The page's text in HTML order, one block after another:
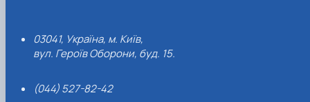
03041, Україна, м. Київ,
вул. Героїв Оборони, буд. 15.
(044) 527-82-42